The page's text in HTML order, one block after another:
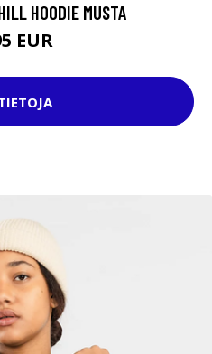
HOODIE MUSTA
EUR